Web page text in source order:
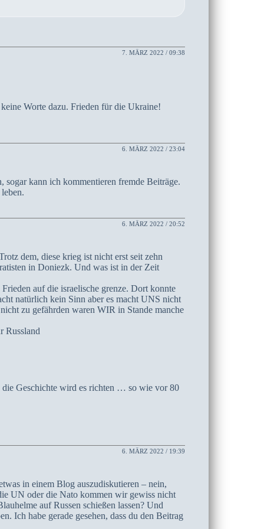
7. MÄRZ 2022 / 09:38
Worte dazu. Frieden für die Ukraine!
6. MÄRZ 2022 / 23:04
kann ich kommentieren fremde Beiträge.
6. MÄRZ 2022 / 20:52
dem, diese krieg ist nicht erst seit zehn
in Doniezk. Und was ist in der Zeit
auf die israelische grenze. Dort konnte
natürlich kein Sinn aber es macht UNS nicht
zu gefährden waren WIR in Stande manche
Russland
Geschichte wird es richten … so wie vor 80
6. MÄRZ 2022 / 19:39
in einem Blog auszudiskutieren – nein,
UN oder die Nato kommen wir gewiss nicht
auf Russen schießen lassen? Und
Ich habe gerade gesehen, dass du den Beitrag